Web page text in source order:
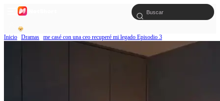
Inicio Dramas me casé con una ceo recuperé mi legado Episodio 3